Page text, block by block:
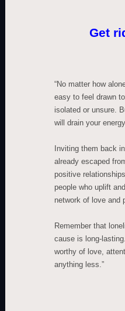
Get
“No matter how
easy to feel drawn
isolated or unsure.
will drain your
Inviting them back
already escaped
positive
people who uplift
network of love and
Remember that
cause is long-
worthy of love,
anything less.”